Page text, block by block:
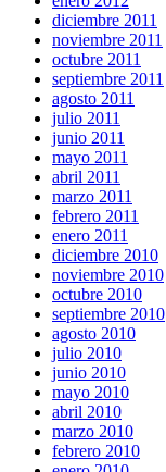
diciembre 2011
noviembre 2011
octubre 2011
septiembre 2011
agosto 2011
julio 2011
junio 2011
mayo 2011
abril 2011
marzo 2011
febrero 2011
enero 2011
diciembre 2010
noviembre 2010
octubre 2010
septiembre 2010
agosto 2010
julio 2010
junio 2010
mayo 2010
abril 2010
marzo 2010
febrero 2010